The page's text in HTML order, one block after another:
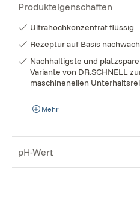
Produkteigenschaften
Ultrahochkonzentrat flüssig
Rezeptur auf Basis
Nachhaltigste und
Variante von DR.SCHNELL
maschinenellen
Mehr
pH-Wert